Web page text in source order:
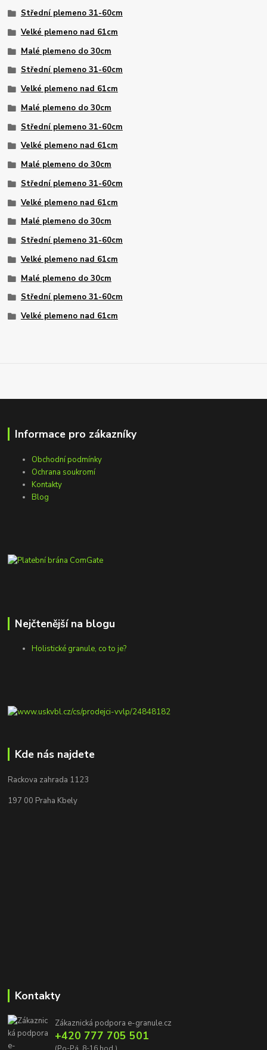
Střední plemeno 31-60cm
Velké plemeno nad 61cm
Malé plemeno do 30cm
Střední plemeno 31-60cm
Velké plemeno nad 61cm
Malé plemeno do 30cm
Střední plemeno 31-60cm
Velké plemeno nad 61cm
Malé plemeno do 30cm
Střední plemeno 31-60cm
Velké plemeno nad 61cm
Malé plemeno do 30cm
Střední plemeno 31-60cm
Velké plemeno nad 61cm
Malé plemeno do 30cm
Střední plemeno 31-60cm
Velké plemeno nad 61cm
Informace pro zákazníky
Obchodní podmínky
Ochrana soukromí
Kontakty
Blog
Nejčtenější na blogu
Holistické granule, co to je?
Kde nás najdete
Rackova zahrada 1123
197 00 Praha Kbely
Kontakty
Zákaznická podpora e-granule.cz
+420 777 705 501